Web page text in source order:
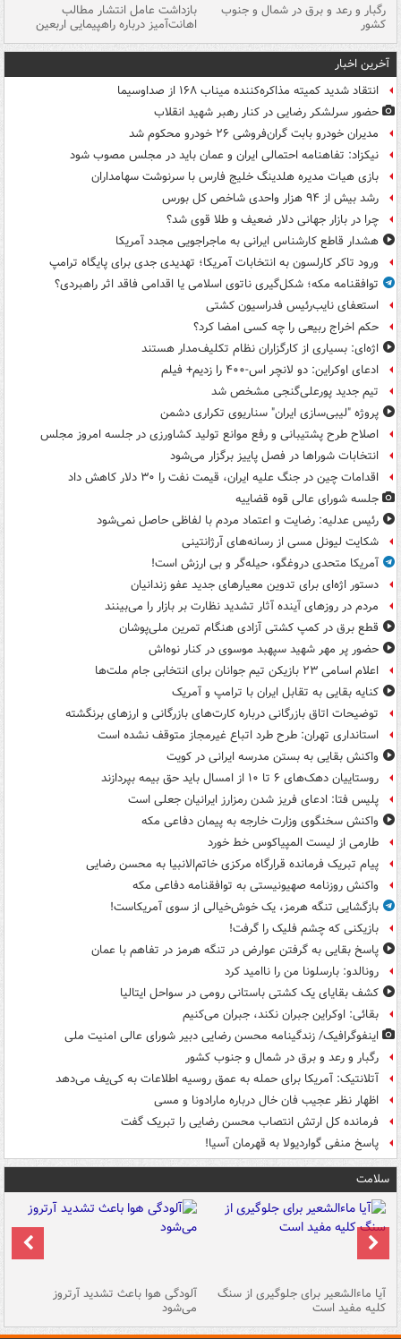
رگبار و رعد و برق در شمال و جنوب
کشور
بازداشت عامل انتشار مطالب
اهانت‌آمیز درباره راهپیمایی اربعین
آخرین اخبار
انتقاد شدید کمیته مذاکره‌کننده میناب ۱۶۸ از صداوسیما
حضور سرلشکر رضایی در کنار رهبر شهید انقلاب
مدیران خودرو بابت گران‌فروشی ۲۶ خودرو محکوم شد
نیکزاد: تفاهنامه احتمالی ایران و عمان باید در مجلس مصوب شود
بازی هیات مدیره هلدینگ خلیج فارس با سرنوشت سهامداران
رشد بیش از ۹۴ هزار واحدی شاخص کل بورس
چرا در بازار جهانی دلار ضعیف و طلا قوی شد؟
هشدار قاطع کارشناس ایرانی به ماجراجویی مجدد آمریکا
ورود تاکر کارلسون به انتخابات آمریکا؛ تهدیدی جدی برای پایگاه ترامپ
توافقنامه مکه؛ شکل‌گیری ناتوی اسلامی یا اقدامی فاقد اثر راهبردی؟
استعفای نایب‌رئیس فدراسیون کشتی
حکم اخراج ربیعی را چه کسی امضا کرد؟
اژه‌ای: بسیاری از کارگزاران نظام تکلیف‌مدار هستند
ادعای اوکراین: دو لانچر اس-۴۰۰ را زدیم+ فیلم
تیم جدید پورعلی‌گنجی مشخص شد
پروژه "لیبی‌سازی ایران" سناریوی تکراری دشمن
اصلاح طرح پشتیبانی و رفع موانع تولید کشاورزی در جلسه امروز مجلس
انتخابات شوراها در فصل پاییز برگزار می‌شود
اقدامات چین در جنگ علیه ایران، قیمت نفت را ۳۰ دلار کاهش داد
جلسه شورای عالی قوه قضاییه
رئیس عدلیه: رضایت و اعتماد مردم با لفاظی حاصل نمی‌شود
شکایت لیونل مسی از رسانه‌های آرژانتینی
آمریکا متحدی دروغگو، حیله‌گر و بی ارزش است!
دستور اژه‌ای برای تدوین معیارهای جدید عفو زندانیان
مردم در روزهای آینده آثار تشدید نظارت بر بازار را می‌بینند
قطع برق در کمپ کشتی آزادی هنگام تمرین ملی‌پوشان
حضور پر مهر شهید سپهبد موسوی در کنار نوه‌اش
اعلام اسامی ۲۳ بازیکن تیم جوانان برای انتخابی جام ملت‌ها
کنایه بقایی به تقابل ایران با ترامپ و آمریک
توضیحات اتاق بازرگانی درباره کارت‌های بازرگانی و ارزهای برنگشته
استانداری تهران: طرح طرد اتباع غیرمجاز متوقف نشده است
واکنش بقایی به بستن مدرسه ایرانی در کویت
روستاییان دهک‌های ۶ تا ۱۰ از امسال باید حق بیمه بپردازند
پلیس فتا: ادعای فریز شدن رمزارز ایرانیان جعلی است
واکنش سخنگوی وزارت خارجه به پیمان دفاعی مکه
طارمی از لیست المپیاکوس خط خورد
پیام تبریک فرمانده قرارگاه مرکزی خاتم‌الانبیا به محسن رضایی
واکنش روزنامه صهیونیستی به توافقنامه دفاعی مکه
بازگشایی تنگه هرمز، یک خوش‌خیالی از سوی آمریکاست!
بازیکنی که چشم فلیک را گرفت!
پاسخ بقایی به گرفتن عوارض در تنگه هرمز در تفاهم با عمان
رونالدو: بارسلونا من را ناامید کرد
کشف بقایای یک کشتی باستانی رومی در سواحل ایتالیا
بقائی: اوکراین جبران نکند، جبران می‌کنیم
اینفوگرافیک/ زندگینامه محسن رضایی دبیر شورای عالی امنیت‌ ملی
رگبار و رعد و برق در شمال و جنوب کشور
آتلانتیک: آمریکا برای حمله به عمق روسیه اطلاعات به کی‌یف می‌دهد
اظهار نظر عجیب فان خال درباره مارادونا و مسی
فرمانده کل ارتش انتصاب محسن رضایی را تبریک گفت
پاسخ منفی گواردیولا به قهرمان آسیا!
سلامت
آیا ماءالشعیر برای جلوگیری از سنگ
کلیه مفید است
آلودگی هوا باعث تشدید آرتروز
می‌شود